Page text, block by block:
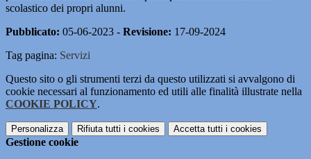
scolastico dei propri alunni.
Pubblicato: 05-06-2023 - Revisione: 17-09-2024
Tag pagina: Servizi
Questo sito o gli strumenti terzi da questo utilizzati si avvalgono di
cookie necessari al funzionamento ed utili alle finalità illustrate nella
COOKIE POLICY.
Personalizza Rifiuta tutti i cookies Accetta tutti i cookies
Gestione cookie